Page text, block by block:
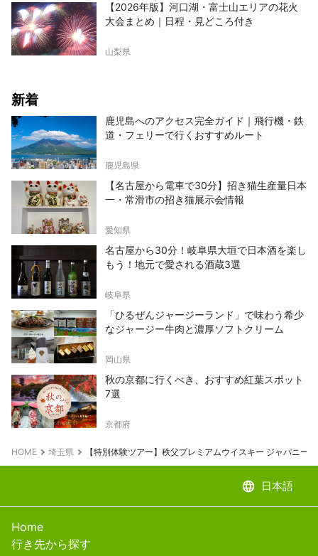
【2026年版】河口湖・富士山エリアの花火
大会まとめ｜日程・見どころ付き
山梨県
新着
鹿児島へのアクセス完全ガイド｜飛行機・鉄
道・フェリーで行くおすすめルート
鹿児島県
【名古屋から電車で30分】招き猫生産量日本
一・常滑市の招き猫展示会情報
愛知県
名古屋から30分！岐阜県大垣で日本酒を楽し
もう！地元で愛される酒蔵3選
岐阜県
「ひるぜんジャージーランド」で味わう希少
なジャージー牛肉と濃厚ソフトクリーム
岡山県
秋の京都に行くべき、おすすめ紅葉スポット
7選
京都府
HOME 埼玉県 【特別体験ツアー】秩父プレミアムウイスキー ジャパニー
language 日本語
Home
行き先から探す